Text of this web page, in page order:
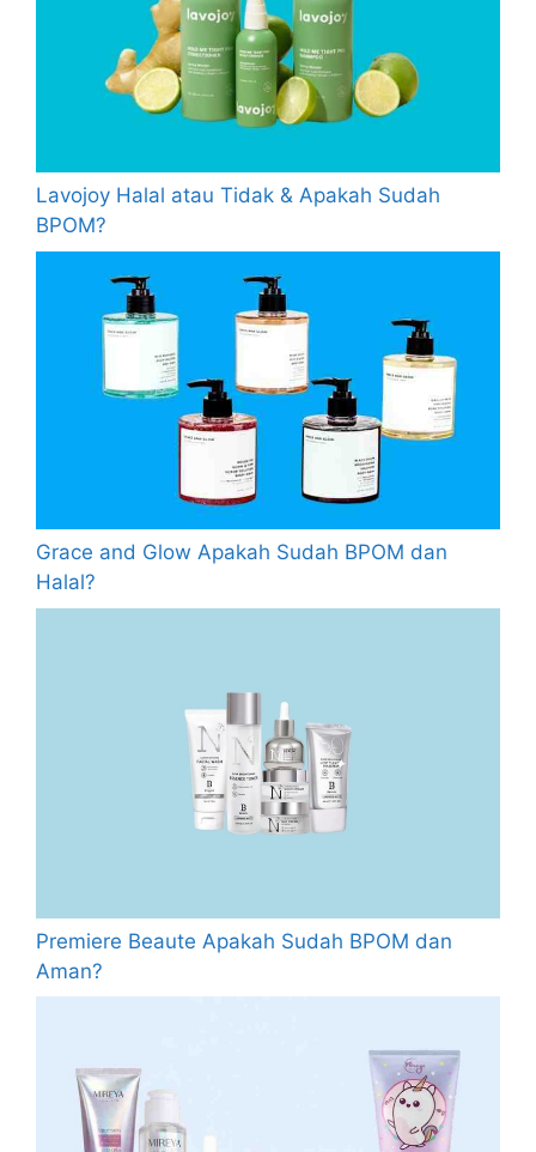
Lavojoy Halal atau Tidak & Apakah Sudah
BPOM?
Grace and Glow Apakah Sudah BPOM dan
Halal?
Premiere Beaute Apakah Sudah BPOM dan
Aman?